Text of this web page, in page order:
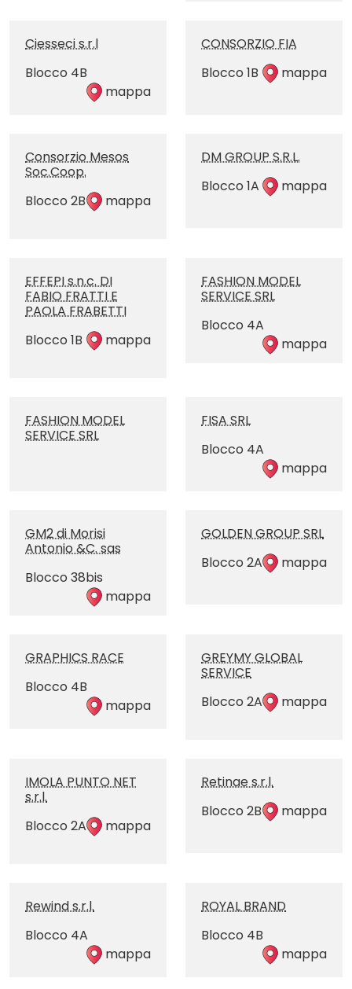
Ciesseci s.r.l
Blocco 4B
mappa
CONSORZIO FIA
Blocco 1B
mappa
Consorzio Mesos
Soc.Coop.
Blocco 2B
mappa
DM GROUP S.R.L.
Blocco 1A
mappa
EFFEPI s.n.c. DI
FABIO FRATTI E
PAOLA FRABETTI
Blocco 1B
mappa
FASHION MODEL
SERVICE SRL
Blocco 4A
mappa
FASHION MODEL
SERVICE SRL
FISA SRL
Blocco 4A
mappa
GM2 di Morisi
Antonio &C. sas
Blocco 38bis
mappa
GOLDEN GROUP SRL
Blocco 2A
mappa
GRAPHICS RACE
Blocco 4B
mappa
GREYMY GLOBAL
SERVICE
Blocco 2A
mappa
IMOLA PUNTO NET
s.r.l.
Blocco 2A
mappa
Retinae s.r.l.
Blocco 2B
mappa
Rewind s.r.l.
Blocco 4A
mappa
ROYAL BRAND
Blocco 4B
mappa